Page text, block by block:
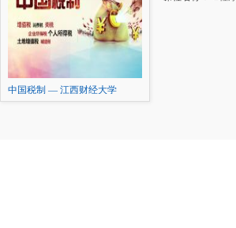
中国税制 — 江西财经大学